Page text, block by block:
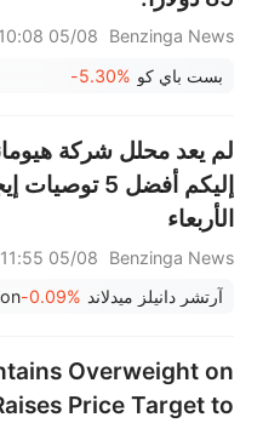
Benzinga News
05/08 10:08
بست باي كو -5.30%
لم يعد محلل شركة
إليكم أفضل 5
الأربعاء
Benzinga News
05/08 11:55
آرتشر دانيلز ميدلاند -0.09%
Overweight on
Price Target to